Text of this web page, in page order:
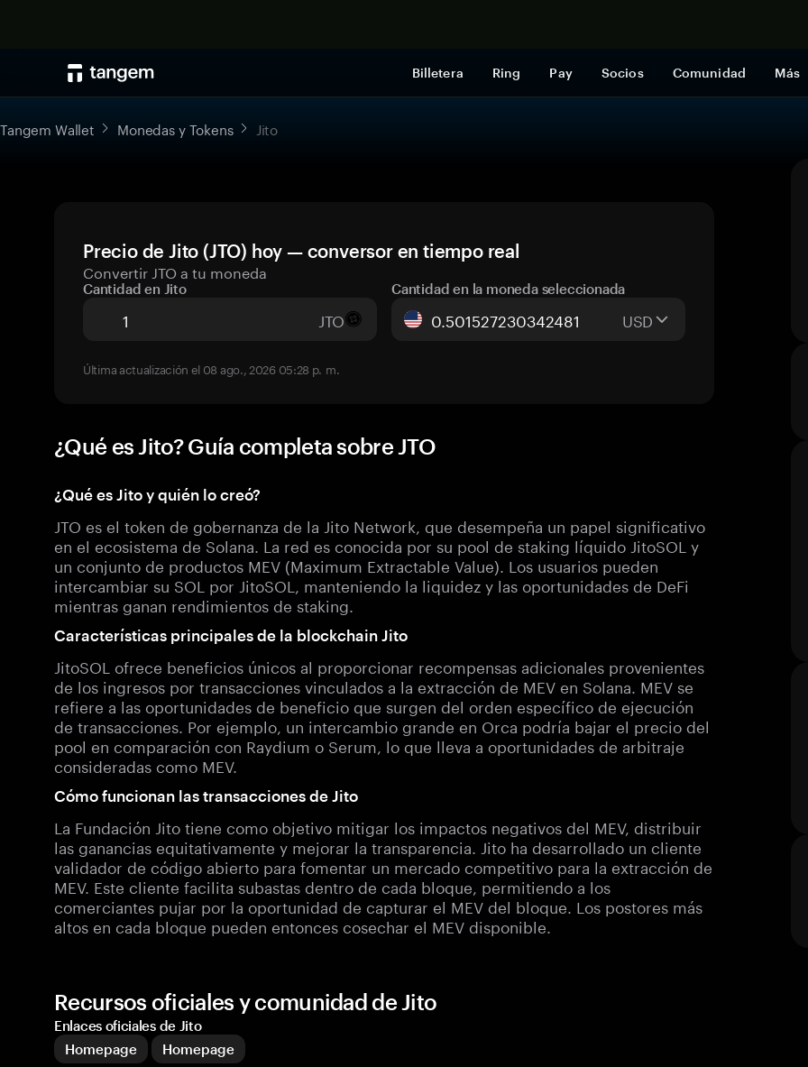
Billetera Ring Pay Socios Comunidad Más
Tangem Wallet Monedas y Tokens Jito
Precio de Jito (JTO) hoy — conversor en tiempo real
Convertir JTO a tu moneda
Cantidad en Jito
JTO
Cantidad en la moneda seleccionada
USD
Última actualización el 08 ago., 2026 05:28 p. m.
¿Qué es Jito? Guía completa sobre JTO
¿Qué es Jito y quién lo creó?
JTO es el token de gobernanza de la Jito Network, que desempeña un papel significativo
en el ecosistema de Solana. La red es conocida por su pool de staking líquido JitoSOL y
un conjunto de productos MEV (Maximum Extractable Value). Los usuarios pueden
intercambiar su SOL por JitoSOL, manteniendo la liquidez y las oportunidades de DeFi
mientras ganan rendimientos de staking.
Características principales de la blockchain Jito
JitoSOL ofrece beneficios únicos al proporcionar recompensas adicionales provenientes
de los ingresos por transacciones vinculados a la extracción de MEV en Solana. MEV se
refiere a las oportunidades de beneficio que surgen del orden específico de ejecución
de transacciones. Por ejemplo, un intercambio grande en Orca podría bajar el precio del
pool en comparación con Raydium o Serum, lo que lleva a oportunidades de arbitraje
consideradas como MEV.
Cómo funcionan las transacciones de Jito
La Fundación Jito tiene como objetivo mitigar los impactos negativos del MEV, distribuir
las ganancias equitativamente y mejorar la transparencia. Jito ha desarrollado un cliente
validador de código abierto para fomentar un mercado competitivo para la extracción de
MEV. Este cliente facilita subastas dentro de cada bloque, permitiendo a los
comerciantes pujar por la oportunidad de capturar el MEV del bloque. Los postores más
altos en cada bloque pueden entonces cosechar el MEV disponible.
Recursos oficiales y comunidad de Jito
Enlaces oficiales de Jito
Homepage
Homepage